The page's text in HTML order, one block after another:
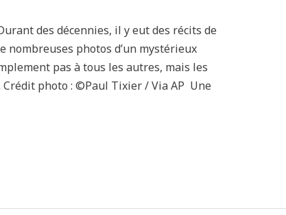
des décennies, il y eut des récits de
nombreuses photos d’un mystérieux
pas à tous les autres, mais les
Crédit photo : ©Paul Tixier / Via AP Une